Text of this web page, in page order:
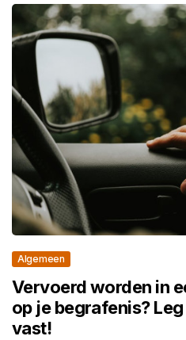
Algemeen
Vervoerd worden in
op je begrafenis?
vast!